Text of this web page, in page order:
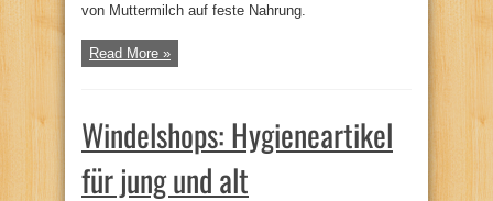
von Muttermilch auf feste Nahrung.
Read More »
Windelshops: Hygieneartikel
für jung und alt